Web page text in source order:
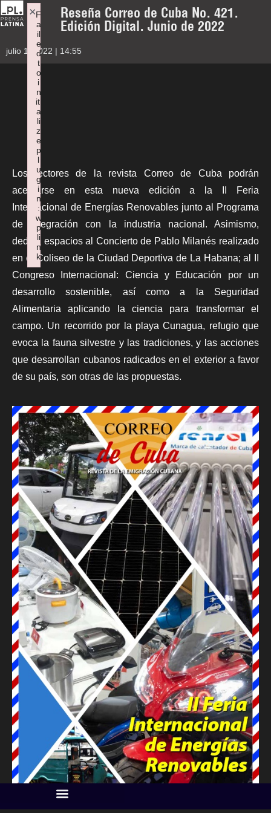
Reseña Correo de Cuba No. 421.
Edición Digital. Junio de 2022
julio 1, 2022 | 14:55
Los lectores de la revista Correo de Cuba podrán
acercarse en esta nueva edición a la II Feria
Internacional de Energías Renovables junto al Programa
de integración con la industria nacional. Asimismo,
dedica espacios al Concierto de Pablo Milanés realizado
en el Coliseo de la Ciudad Deportiva de La Habana; al II
Congreso Internacional: Ciencia y Educación por un
desarrollo sostenible, así como a la Seguridad
Alimentaria aplicando la ciencia para transformar el
campo. Un recorrido por la playa Cunagua, refugio que
evoca la fauna silvestre y las tradiciones, y las acciones
que desarrollan cubanos radicados en el exterior a favor
de su país, son otras de las propuestas.
F
a
il
e
d
t
o
i
n
iti
a
li
z
e
p
l
u
g
i
n
:
w
p
li
n
k
×
Failed to initialize plugin: wplink